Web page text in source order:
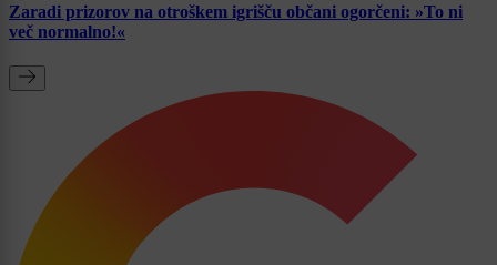
Zaradi prizorov na otroškem igrišču občani ogorčeni: »To ni
več normalno!«